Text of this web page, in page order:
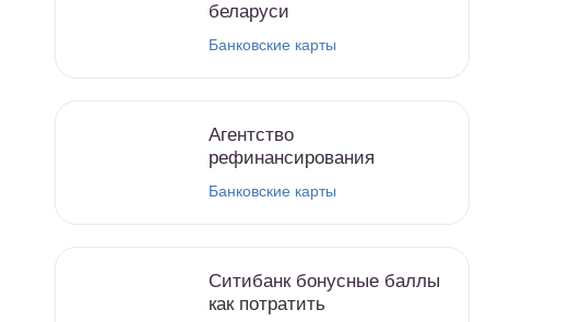
беларуси
Банковские карты
Агентство
рефинансирования
Банковские карты
Ситибанк бонусные баллы
как потратить